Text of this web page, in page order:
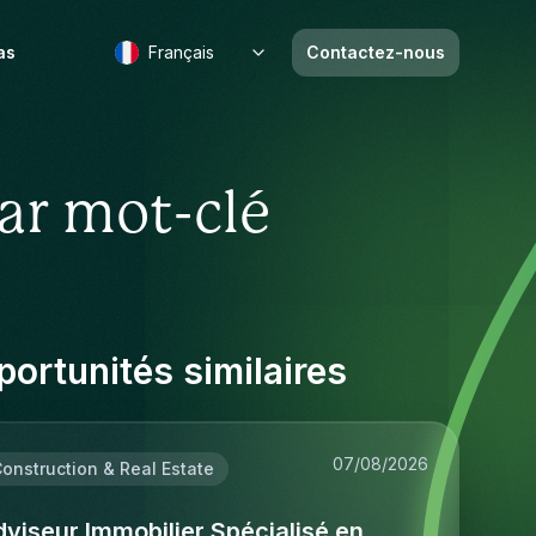
Français Contactez-nous
mot-clé
similaires
& Real Estate 07/08/2026